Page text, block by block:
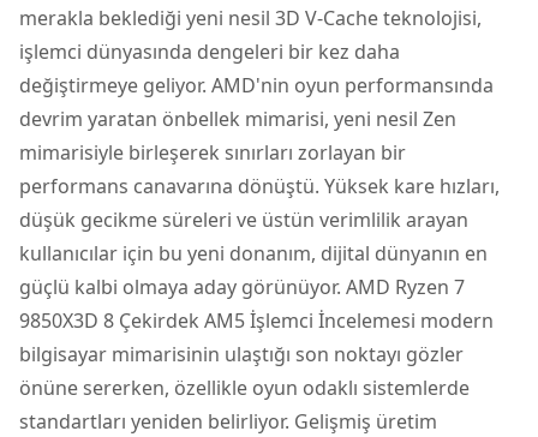
merakla beklediği yeni nesil 3D V-Cache teknolojisi,
işlemci dünyasında dengeleri bir kez daha
değiştirmeye geliyor. AMD'nin oyun performansında
devrim yaratan önbellek mimarisi, yeni nesil Zen
mimarisiyle birleşerek sınırları zorlayan bir
performans canavarına dönüştü. Yüksek kare hızları,
düşük gecikme süreleri ve üstün verimlilik arayan
kullanıcılar için bu yeni donanım, dijital dünyanın en
güçlü kalbi olmaya aday görünüyor. AMD Ryzen 7
9850X3D 8 Çekirdek AM5 İşlemci İncelemesi modern
bilgisayar mimarisinin ulaştığı son noktayı gözler
önüne sererken, özellikle oyun odaklı sistemlerde
standartları yeniden belirliyor. Gelişmiş üretim